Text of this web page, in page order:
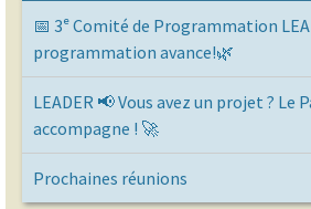
📅 3ᵉ Comité de Programmation
programmation avance!🌿
LEADER 📢 Vous avez un projet ? Le
accompagne ! 🚀
Prochaines réunions